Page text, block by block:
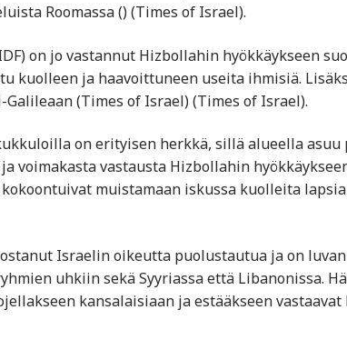
Roomassa​ ()​​ (Times of Israel)​.
on jo vastannut Hizbollahin hyökkäykseen
kuolleen ja haavoittuneen useita ihmisiä.
(Times of Israel)​​ (Times of Israel)​.
on erityisen herkkä, sillä alueella
voimakasta vastausta Hizbollahin
muistamaan iskussa kuolleita
Israelin oikeutta puolustautua ja on
uhkiin sekä Syyriassa että Libanonissa.
kansalaisiaan ja estääkseen